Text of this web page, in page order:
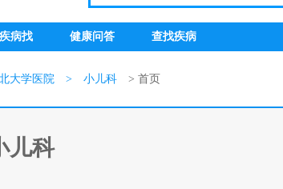
病找 健康问答 查找疾病
大学医院 > 小儿科 > 首页
儿科